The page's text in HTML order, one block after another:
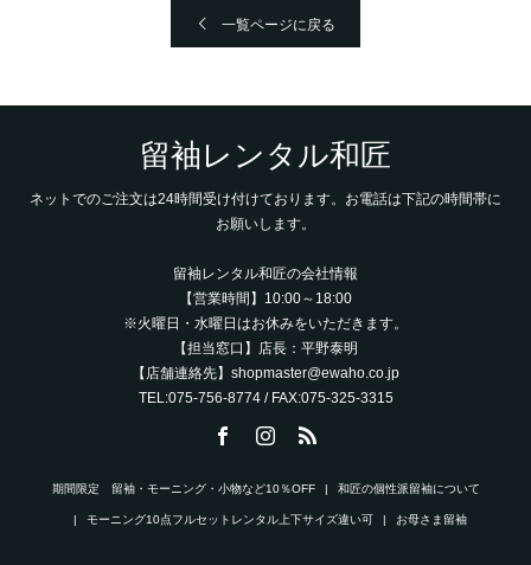
一覧ページに戻る
留袖レンタル和匠
ネットでのご注文は24時間受け付けております。お電話は下記の時間帯に
お願いします。
留袖レンタル和匠の会社情報
【営業時間】10:00～18:00
※火曜日・水曜日はお休みをいただきます。
【担当窓口】店長：平野泰明
【店舗連絡先】shopmaster@ewaho.co.jp
TEL:075-756-8774 / FAX:075-325-3315
期間限定 留袖・モーニング・小物など10％OFF 和匠の個性派留袖について
モーニング10点フルセットレンタル上下サイズ違い可 お母さま留袖